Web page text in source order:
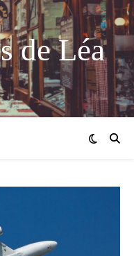
de Léa